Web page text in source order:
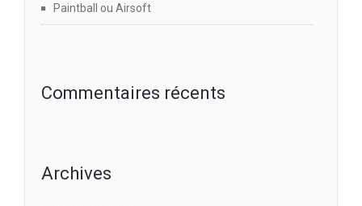
Paintball ou Airsoft
Commentaires récents
Archives